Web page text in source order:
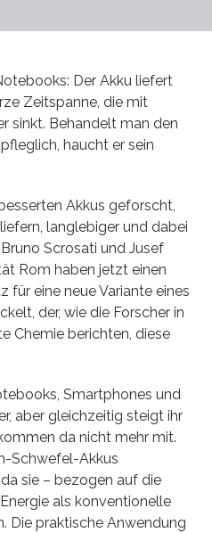
Der Akku liefert
Zeitspanne, die mit
sinkt. Behandelt man den
haucht er sein
Akkus geforscht,
langlebiger und dabei
Scrosati und Jusef
Rom haben jetzt einen
für eine neue Variante eines
der, wie die Forscher in
Chemie berichten, diese
Smartphones und
aber gleichzeitig steigt ihr
da nicht mehr mit.
Schwefel-Akkus
sie – bezogen auf die
als konventionelle
Die praktische Anwendung